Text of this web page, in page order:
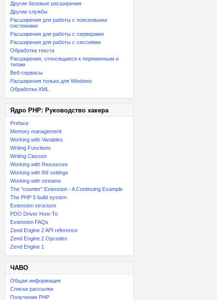
Другие базовые расширения
Другие службы
Расширения для работы с поисковыми
системами
Расширения для работы с серверами
Расширения для работы с сессиями
Обработка текста
Расширения, относящиеся к переменным и
типам
Веб-сервисы
Расширения только для Windows
Обработка XML
Ядро PHP: Руководство хакера
Preface
Memory management
Working with Variables
Writing Functions
Writing Classes
Working with Resources
Working with INI settings
Working with streams
The "counter" Extension - A Continuing Example
The PHP 5 build system
Extension structure
PDO Driver How-To
Extension FAQs
Zend Engine 2 API reference
Zend Engine 2 Opcodes
Zend Engine 1
ЧАВО
Общая информация
Списки рассылки
Получение PHP